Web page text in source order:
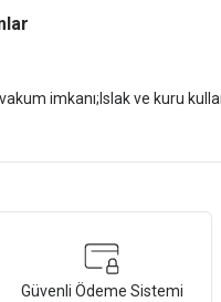
imkanı;Islak ve kuru
Güvenli Ödeme Sistemi